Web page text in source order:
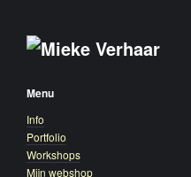
Menu
Info
Portfolio
Workshops
Mijn webshop